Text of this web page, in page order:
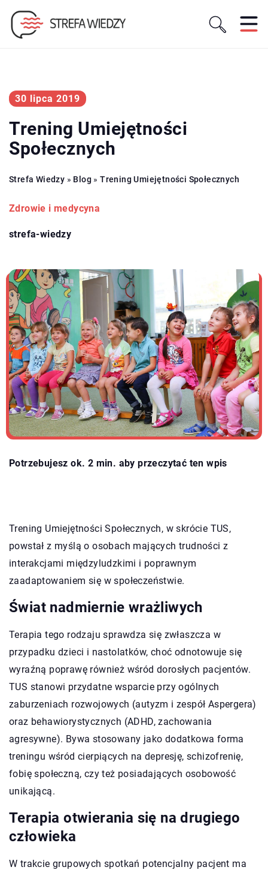
30 lipca 2019
Trening Umiejętności
Społecznych
Strefa Wiedzy » Blog »Trening Umiejętności Społecznych
Zdrowie i medycyna
strefa-wiedzy
Potrzebujesz ok. 2 min. aby przeczytać ten wpis
Trening Umiejętności Społecznych, w skrócie TUS,
powstał z myślą o osobach mających trudności z
interakcjami międzyludzkimi i poprawnym
zaadaptowaniem się w społeczeństwie.
Świat nadmiernie wrażliwych
Terapia tego rodzaju sprawdza się zwłaszcza w
przypadku dzieci i nastolatków, choć odnotowuje się
wyraźną poprawę również wśród dorosłych pacjentów.
TUS stanowi przydatne wsparcie przy ogólnych
zaburzeniach rozwojowych (autyzm i zespół Aspergera)
oraz behawiorystycznych (ADHD, zachowania
agresywne). Bywa stosowany jako dodatkowa forma
treningu wśród cierpiących na depresję, schizofrenię,
fobię społeczną, czy też posiadających osobowość
unikającą.
Terapia otwierania się na drugiego
człowieka
W trakcie grupowych spotkań potencjalny pacjent ma